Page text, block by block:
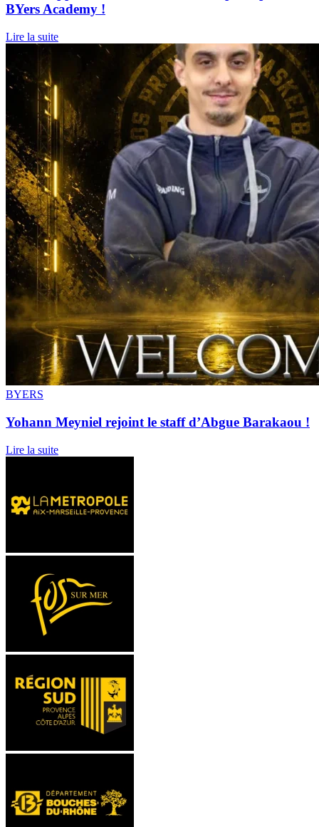
BYers Academy !
Lire la suite
BYERS
Yohann Meyniel rejoint le staff d’Abgue Barakaou !
Lire la suite